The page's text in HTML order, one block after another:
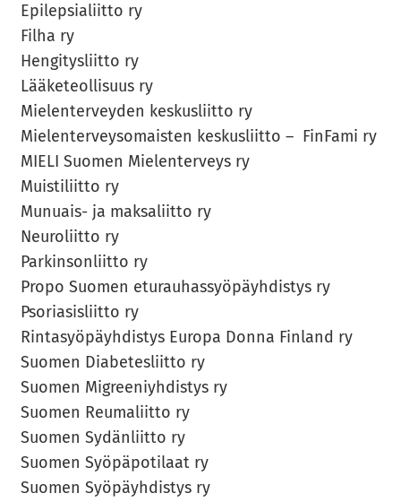
Epi­lep­sia­liit­to ry
Filha ry
Hen­gi­tys­liit­to ry
Lää­ke­teol­li­suus ry
Mie­len­ter­vey­den kes­kus­liit­to ry
Mie­len­ter­vey­so­mais­ten kes­kus­liit­to – Fin­Fa­mi ry
MIELI Suo­men Mie­len­ter­veys ry
Muis­ti­liit­to ry
Munuais-​ ja mak­sa­liit­to ry
Neu­ro­liit­to ry
Par­kin­son­liit­to ry
Propo Suo­men etu­rau­has­syö­päyh­dis­tys ry
Pso­ria­sis­liit­to ry
Rin­ta­syö­päyh­dis­tys Eu­ro­pa Donna Fin­land ry
Suo­men Dia­be­tes­liit­to ry
Suo­men Migree­niyh­dis­tys ry
Suo­men Reu­ma­liit­to ry
Suo­men Sy­dän­liit­to ry
Suo­men Syö­pä­po­ti­laat ry
Suo­men Syö­päyh­dis­tys ry